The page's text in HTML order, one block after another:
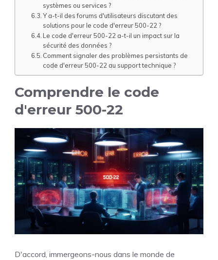
systèmes ou services ?
Y a-t-il des forums d'utilisateurs discutant des
solutions pour le code d'erreur 500-22 ?
Le code d'erreur 500-22 a-t-il un impact sur la
sécurité des données ?
Comment signaler des problèmes persistants de
code d'erreur 500-22 au support technique ?
Comprendre le code
d'erreur 500-22
D'accord, immergeons-nous dans le monde de